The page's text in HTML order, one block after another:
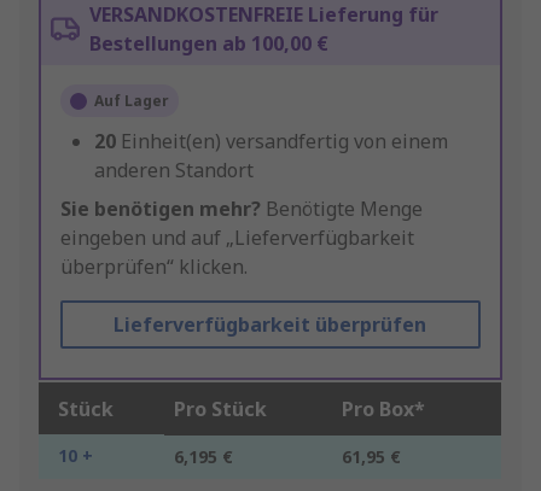
VERSANDKOSTENFREIE Lieferung für
Bestellungen ab 100,00 €
Auf Lager
20 Einheit(en) versandfertig von einem
anderen Standort
Sie benötigen mehr? Benötigte Menge
eingeben und auf „Lieferverfügbarkeit
überprüfen“ klicken.
Lieferverfügbarkeit überprüfen
Stück Pro Stück Pro Box*
10 + 6,195 € 61,95 €